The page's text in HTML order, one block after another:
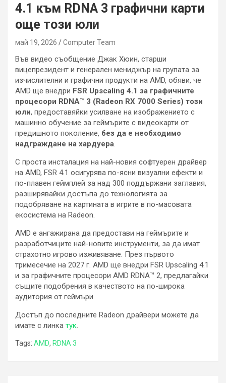
4.1 към RDNA 3 графични карти
още този юли
май 19, 2026 Computer Team
Във видео съобщение Джак Хюин, старши
вицепрезидент и генерален мениджър на групата за
изчислителни и графични продукти на AMD, обяви, че
AMD ще внедри FSR Upscaling 4.1 за графичните
процесори RDNA™ 3 (Radeon RX 7000 Series) този
юли, предоставяйки усилване на изображението с
машинно обучение за геймърите с видеокарти от
предишното поколение, без да е необходимо
надграждане на хардуера.
С проста инсталация на най-новия софтуерен драйвер
на AMD, FSR 4.1 осигурява по-ясни визуални ефекти и
по-плавен геймплей за над 300 поддържани заглавия,
разширявайки достъпа до технологията за
подобряване на картината в игрите в по-масовата
екосистема на Radeon.
AMD е ангажирана да предостави на геймърите и
разработчиците най-новите инструменти, за да имат
страхотно игрово изживяване. През първото
тримесечие на 2027 г. AMD ще внедри FSR Upscaling 4.1
и за графичните процесори AMD RDNA™ 2, предлагайки
същите подобрения в качеството на по-широка
аудитория от геймъри.
Достъп до последните Radeon драйвери можете да
имате с линка тук.
Tags: AMD, RDNA 3